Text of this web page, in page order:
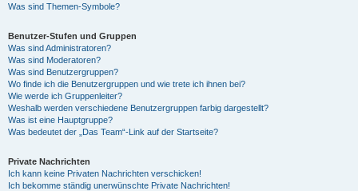
Was sind Themen-Symbole?
Benutzer-Stufen und Gruppen
Was sind Administratoren?
Was sind Moderatoren?
Was sind Benutzergruppen?
Wo finde ich die Benutzergruppen und wie trete ich ihnen bei?
Wie werde ich Gruppenleiter?
Weshalb werden verschiedene Benutzergruppen farbig dargestellt?
Was ist eine Hauptgruppe?
Was bedeutet der „Das Team“-Link auf der Startseite?
Private Nachrichten
Ich kann keine Privaten Nachrichten verschicken!
Ich bekomme ständig unerwünschte Private Nachrichten!